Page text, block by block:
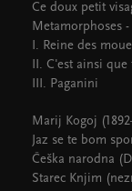
Ce doux petit
Metamorphoses
I. Reine des
II. C'est ainsi que
III.
Marij Kogoj
Jaz se te bom
Češka narodna
Starec Knjim